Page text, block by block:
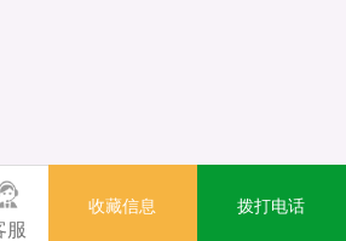
服
收藏信息 拨打电话